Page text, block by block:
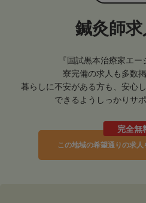
鍼灸師
『国試黒本治療家エー
寮完備の求人も多数
暮らしに不安がある方も、安心
できるようしっかりサ
完全無
この地域の希望通りの求人